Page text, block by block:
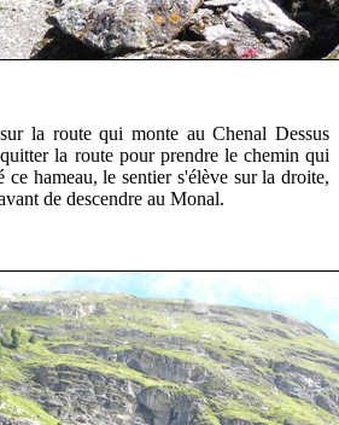
la route qui monte au Chenal Dessus
la route pour prendre le chemin qui
ce hameau, le sentier s'élève sur la droite,
de descendre au Monal.